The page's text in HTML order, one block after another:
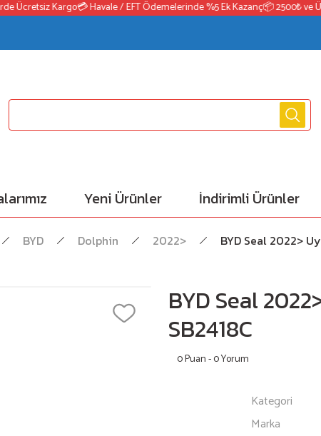
Ücretsiz Kargo💳 Havale / EFT Ödemelerinde %5 Ek Kazanç📦 2500₺ ve
Yeni Ürünler İndirimli Ürünler
BYD Dolphin 2022> BYD Seal 2022>
BYD Seal
SB2418C
0 Puan - 0 Yorum
Kategori
Marka